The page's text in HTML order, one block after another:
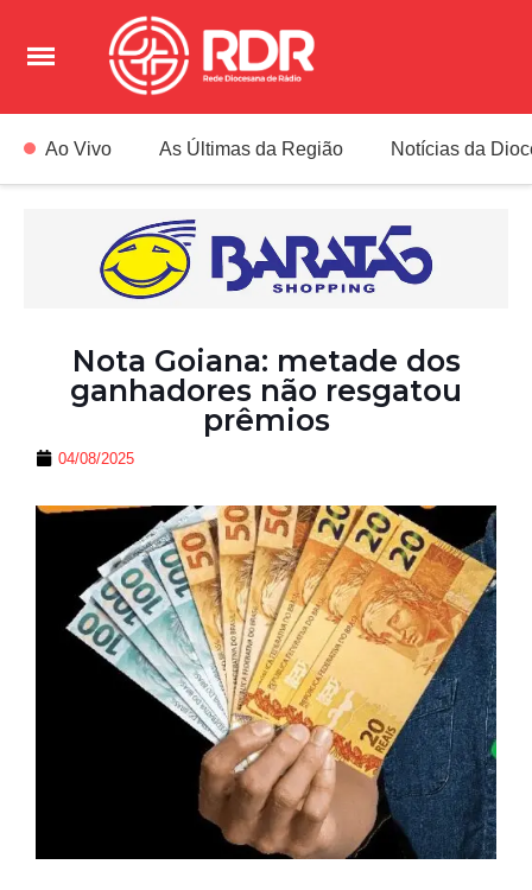
Ao Vivo As Últimas da Região Notícias da
Nota Goiana: metade dos
ganhadores não resgatou
prêmios
04/08/2025